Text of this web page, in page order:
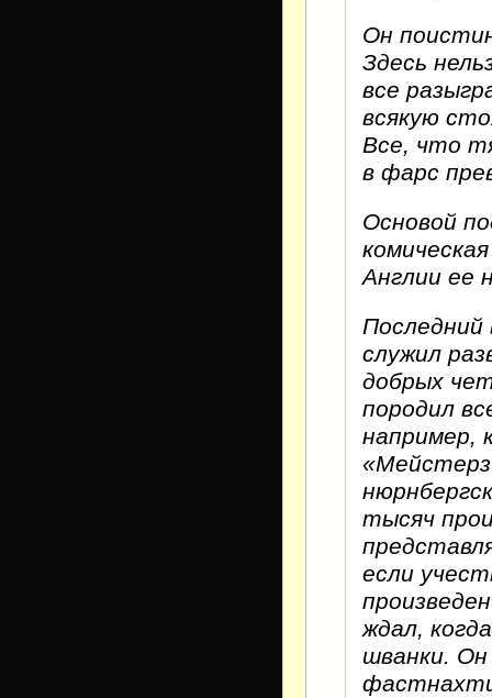
Он
Здесь
все
всякую
Все, что
в фарс
Основой
Англии ее
Последний
служил
добрых
породил
например,
тысяч
если
ждал,
шванки. Он